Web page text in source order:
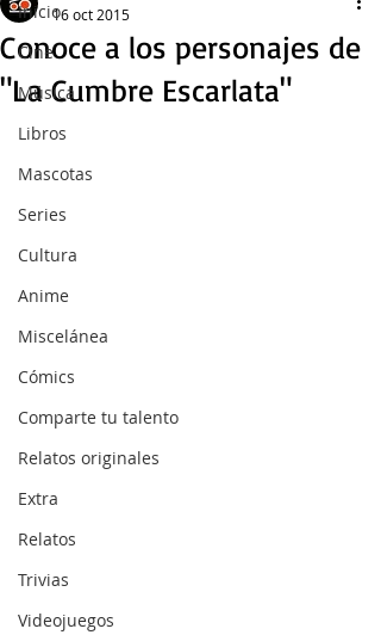
Inicio
Cine
Música
Libros
Mascotas
Series
Cultura
Anime
Miscelánea
Cómics
Comparte tu talento
Relatos originales
Extra
Relatos
Trivias
Videojuegos
Conoce a los personajes de
"La Cumbre Escarlata"
16 oct 2015